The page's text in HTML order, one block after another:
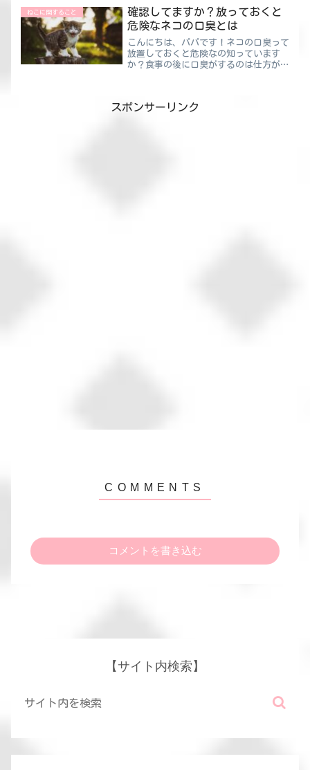
コちゃんの血液型って把握しています
か？ほとんどの方が知らない...
ねこに関すること
確認してますか？放っておくと
危険なネコの口臭とは
こんにちは、パパです！ネコの口臭って
放置しておくと危険なの知っています
か？食事の後に口臭がするのは仕方があ
かりとした対策をとることが...
スポンサーリンク
コメントを書き込む
【サイト内検索】